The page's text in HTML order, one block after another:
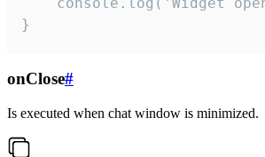
}
onClose#
Is executed when chat window is minimized.